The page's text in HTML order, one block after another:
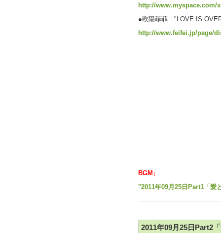
http://www.myspace.com/
●欧陽菲菲 "LOVE IS
http://www.feifei.jp/page/
BGM↓
"2011年09月25日Part1「愛
2011年09月25日Part2